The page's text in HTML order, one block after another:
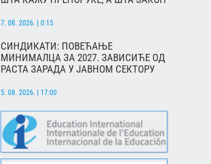
7. 08. 2026. | 0:15
СИНДИКАТИ: ПОВЕЋАЊЕ
МИНИМАЛЦА ЗА 2027. ЗАВИСИЋЕ ОД
РАСТА ЗАРАДА У ЈАВНОМ СЕКТОРУ
5. 08. 2026. | 17:00